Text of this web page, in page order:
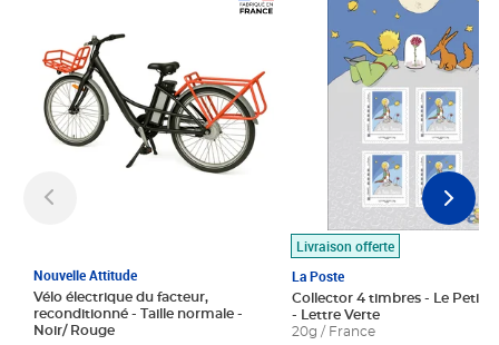
Nouvelle Attitude
Vélo électrique du facteur,
reconditionné - Taille normale -
Noir/ Rouge
Livraison offerte
La Poste
Collector 4 timbres - Le Petit
- Lettre Verte
20g / France